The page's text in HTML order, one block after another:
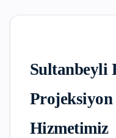
Sultanbeyli
Projeksiyon
Hizmetimiz